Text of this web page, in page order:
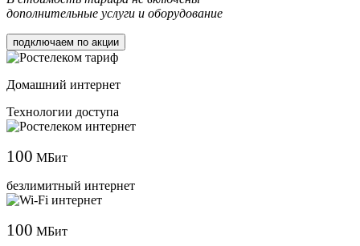
дополнительные услуги и оборудование
подключаем по акции
Домашний интернет
Технологии доступа
100 МБит
безлимитный интернет
100 МБит